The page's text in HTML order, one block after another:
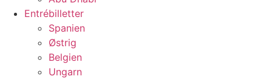
Entrébilletter
Spanien
Østrig
Belgien
Ungarn